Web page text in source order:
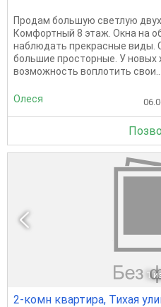
Продам большую светлую
Комфортный 8 этаж. Окна на
наблюдать прекрасные виды.
большие просторные. У новых
возможность воплотить свои...
Олеся
1
2-комн квартира, Тихая